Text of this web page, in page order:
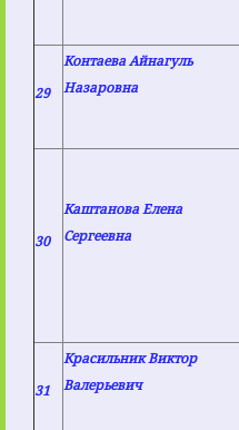
29
Контаева Айнагуль
Назаровна
30
Каштанова Елена
Сергеевна
31
Красильник Виктор
Валерьевич